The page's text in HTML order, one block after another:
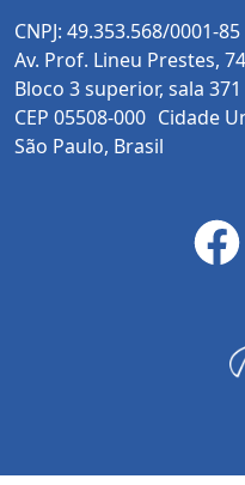
CNPJ: 49.353.568/0001-85
Av. Prof. Lineu Prestes,
Bloco 3 superior, sala 371
CEP 05508-000 Cidade
São Paulo, Brasil